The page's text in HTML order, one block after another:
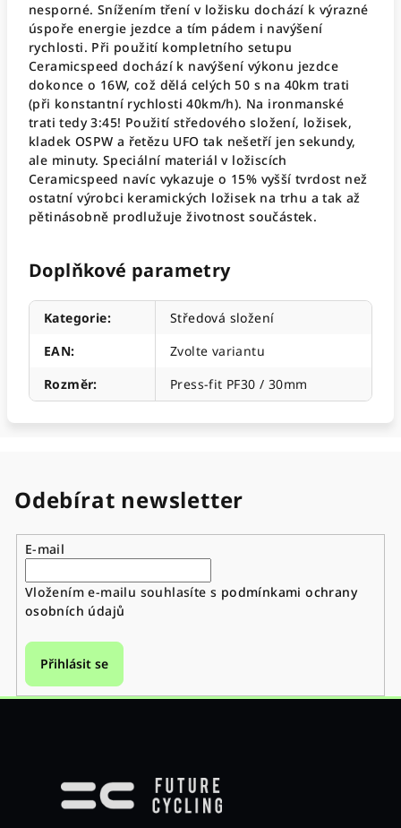
nesporné. Snížením tření v ložisku dochází k výrazné
úspoře energie jezdce a tím pádem i navýšení
rychlosti. Při použití kompletního setupu
Ceramicspeed dochází k navýšení výkonu jezdce
dokonce o 16W, což dělá celých 50 s na 40km trati
(při konstantní rychlosti 40km/h). Na ironmanské
trati tedy 3:45! Použití středového složení, ložisek,
kladek OSPW a řetězu UFO tak nešetří jen sekundy,
ale minuty. Speciální materiál v ložiscích
Ceramicspeed navíc vykazuje o 15% vyšší tvrdost než
ostatní výrobci keramických ložisek na trhu a tak až
pětinásobně prodlužuje životnost součástek.
Doplňkové parametry
Kategorie:
Středová složení
EAN:
Zvolte variantu
Rozměr: Press-fit PF30 / 30mm
Odebírat newsletter
E-mail
Vložením e-mailu souhlasíte s podmínkami ochrany
osobních údajů
Přihlásit se